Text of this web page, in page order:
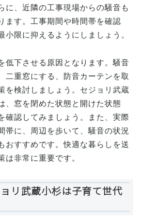
に、近隣の工事現場からの騒音も
ます。工事期間や時間帯を確認
小限に抑えるようにしましょう。
低下させる原因となります。騒音
二重窓にする、防音カーテンを取
を検討しましょう。セジョリ武蔵
、窓を閉めた状態と開けた状態
確認してみましょう。また、実際
帯に、周辺を歩いて、騒音の状況
おすすめです。快適な暮らしを送
は非常に重要です。
リ武蔵小杉は子育て世代